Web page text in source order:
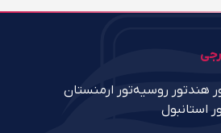
هندتور روسیهتور ارمنستان
استانبول